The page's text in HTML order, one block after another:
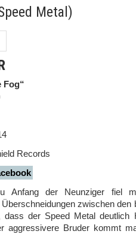
Metal)
Fog“
Records
Anfang der Neunziger fiel
zwischen den
der Speed Metal deutlich
aggressivere Bruder kommt